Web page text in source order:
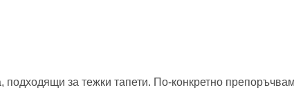
за тежки тапети. По-конкретно